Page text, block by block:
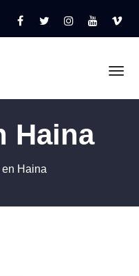
Haina
en Haina